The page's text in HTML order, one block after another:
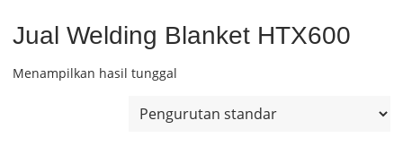
Jual Welding Blanket HTX600
Menampilkan hasil tunggal